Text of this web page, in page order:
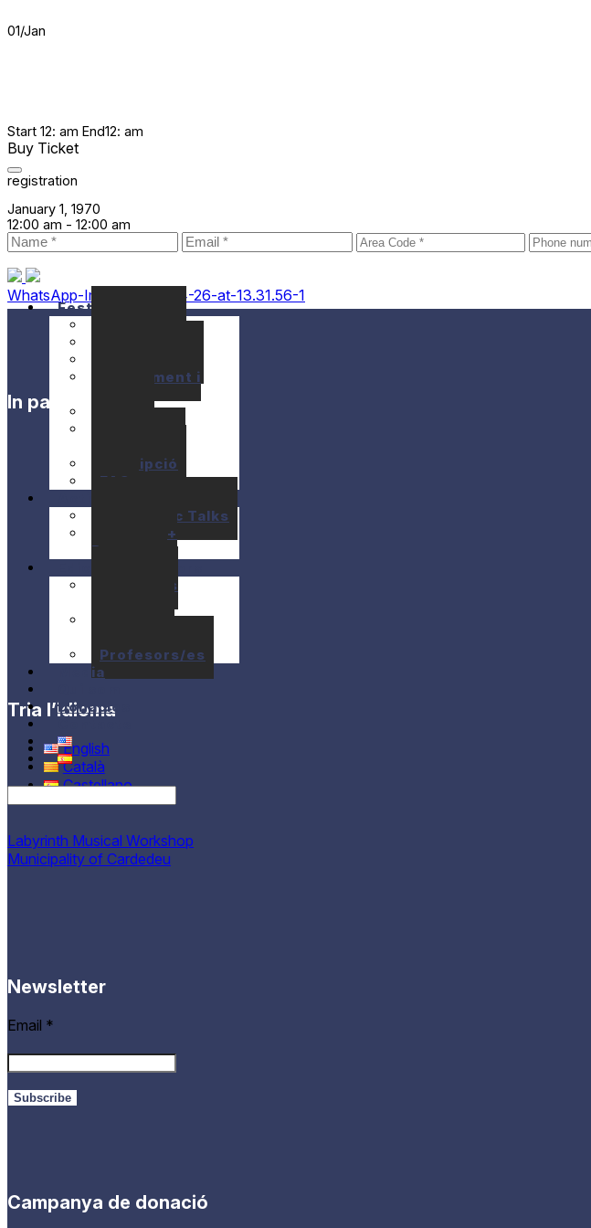
01/Jan
Start 12: am End12: am
Buy Ticket
registration
January 1, 1970
12:00 am - 12:00 am
Festival
Allotjament i
Inscripció
FAQ
10+1 Music Talks
Briam / E+
Program
Seminaris
Profesors/es
Media
Donacios
WhatsApp-Image-2021-04-26-at-13.31.56-1
In partnership with
Tria l’idioma
English
Català
Castellano
Labyrinth Musical Workshop
Municipality of Cardedeu
Newsletter
Email *
Campanya de donació